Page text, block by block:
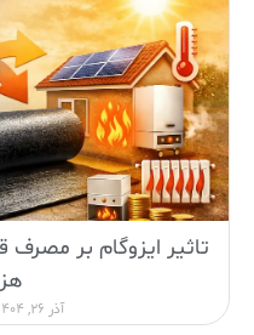
تاثیر ایزوگام بر
آذر 26, 1404